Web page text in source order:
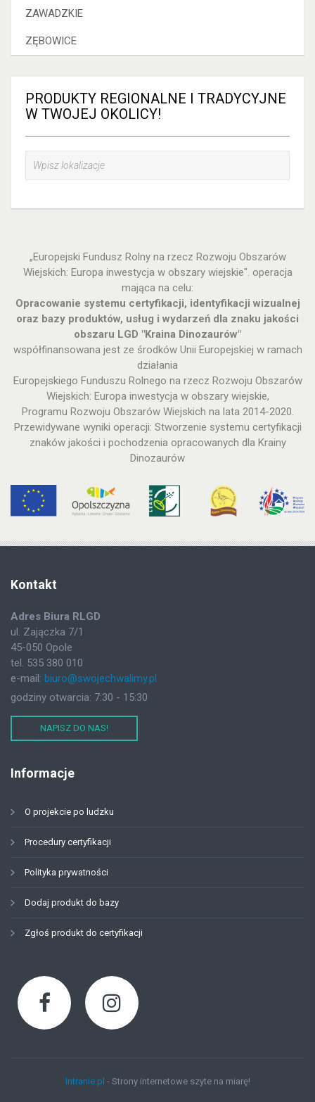
ZAWADZKIE
ZĘBOWICE
PRODUKTY REGIONALNE I TRADYCYJNE
W TWOJEJ OKOLICY!
„Europejski Fundusz Rolny na rzecz Rozwoju Obszarów
Wiejskich: Europa inwestycja w obszary wiejskie". operacja
mająca na celu:
Opracowanie systemu certyfikacji, identyfikacji wizualnej
oraz bazy produktów, usług i wydarzeń dla znaku jakości
obszaru LGD "Kraina Dinozaurów"
współfinansowana jest ze środków Unii Europejskiej w ramach
działania
Europejskiego Funduszu Rolnego na rzecz Rozwoju Obszarów
Wiejskich: Europa inwestycja w obszary wiejskie,
Programu Rozwoju Obszarów Wiejskich na lata 2014-2020.
Przewidywane wyniki operacji: Stworzenie systemu certyfikacji
znaków jakości i pochodzenia opracowanych dla Krainy
Dinozaurów
Kontakt
Adres Biura RLGD
ul. Zajączka 7/1
45-050 Opole
tel. 535 380 010
e-mail: biuro@swojechwalimy.pl
godziny otwarcia: 7:30 - 15:30
NAPISZ DO NAS!
Informacje
O projekcie po ludzku
Procedury certyfikacji
Polityka prywatności
Dodaj produkt do bazy
Zgłoś produkt do certyfikacji
Intranie.pl - Strony internetowe szyte na miarę!